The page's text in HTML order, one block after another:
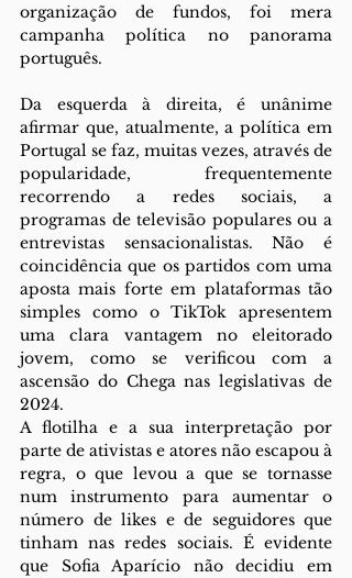
organização de fundos, foi mera
campanha política no panorama
português.
Da esquerda à direita, é unânime
afirmar que, atualmente, a política em
Portugal se faz, muitas vezes, através de
popularidade, frequentemente
recorrendo a redes sociais, a
programas de televisão populares ou a
entrevistas sensacionalistas. Não é
coincidência que os partidos com uma
aposta mais forte em plataformas tão
simples como o TikTok apresentem
uma clara vantagem no eleitorado
jovem, como se verificou com a
ascensão do Chega nas legislativas de
2024.
A flotilha e a sua interpretação por
parte de ativistas e atores não escapou à
regra, o que levou a que se tornasse
num instrumento para aumentar o
número de likes e de seguidores que
tinham nas redes sociais. É evidente
que Sofia Aparício não decidiu em